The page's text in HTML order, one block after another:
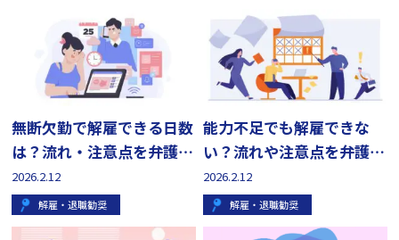
無断欠勤で解雇できる日数
は？流れ・注意点を弁護士
が解説
2026.2.12
解雇・退職勧奨
能力不足でも解雇できな
い？流れや注意点を弁護士
が解説
2026.2.12
解雇・退職勧奨